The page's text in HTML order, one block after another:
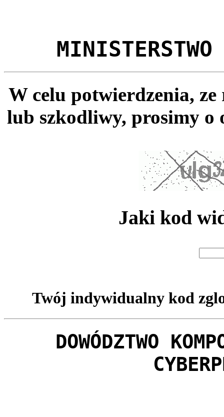
MINISTERSTWO
W celu potwierdzenia,
lub szkodliwy, prosimy o
Jaki kod
Twój indywidualny kod
DOWÓDZTWO